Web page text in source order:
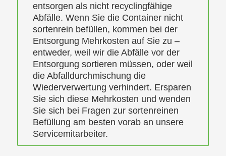
entsorgen als nicht recyclingfähige
Abfälle. Wenn Sie die Container nicht
sortenrein befüllen, kommen bei der
Entsorgung Mehrkosten auf Sie zu –
entweder, weil wir die Abfälle vor der
Entsorgung sortieren müssen, oder weil
die Abfalldurchmischung die
Wiederverwertung verhindert. Ersparen
Sie sich diese Mehrkosten und wenden
Sie sich bei Fragen zur sortenreinen
Befüllung am besten vorab an unsere
Servicemitarbeiter.